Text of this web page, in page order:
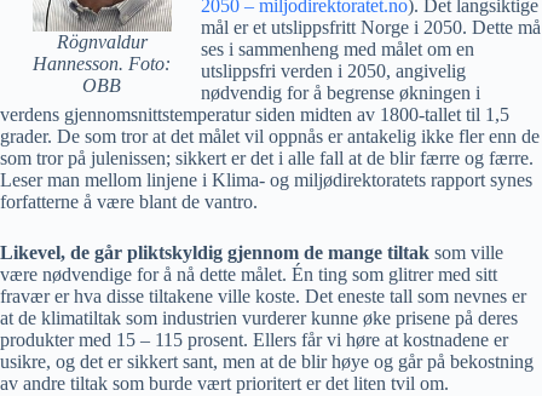
Rögnvaldur
Hannesson. Foto:
OBB
2050 – miljodirektoratet.no). Det langsiktige
mål er et utslippsfritt Norge i 2050. Dette må
ses i sammenheng med målet om en
utslippsfri verden i 2050, angivelig
nødvendig for å begrense økningen i
verdens gjennomsnittstemperatur siden midten av 1800-tallet til 1,5
grader. De som tror at det målet vil oppnås er antakelig ikke fler enn de
som tror på julenissen; sikkert er det i alle fall at de blir færre og færre.
Leser man mellom linjene i Klima- og miljødirektoratets rapport synes
forfatterne å være blant de vantro.
Likevel, de går pliktskyldig gjennom de mange tiltak som ville
være nødvendige for å nå dette målet. Én ting som glitrer med sitt
fravær er hva disse tiltakene ville koste. Det eneste tall som nevnes er
at de klimatiltak som industrien vurderer kunne øke prisene på deres
produkter med 15 – 115 prosent. Ellers får vi høre at kostnadene er
usikre, og det er sikkert sant, men at de blir høye og går på bekostning
av andre tiltak som burde vært prioritert er det liten tvil om.